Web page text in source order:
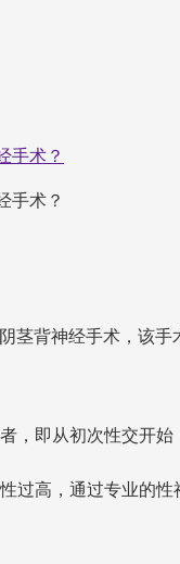
手术？
手术？
茎背神经手术，该手
，即从初次性交开
过高，通过专业的